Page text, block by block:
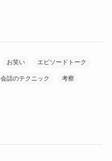
お笑い エピソードトーク
会話のテクニック 考察